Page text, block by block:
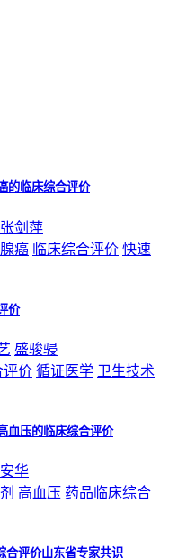
的临床综合评价
张剑萍
癌 临床综合评价 快速
价
盛骏骎
评价 循证医学 卫生技术
血压的临床综合评价
华
高血压 药品 临床综合
合评价山东省专家共识